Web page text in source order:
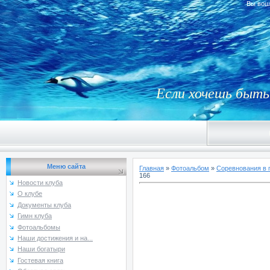
Вы
Если хочешь быть
Меню сайта
Новости клуба
О клубе
Документы клуба
Гимн клуба
Фотоальбомы
Наши достижения и на...
Наши богатыри
Гостевая книга
Главная » Фотоальбом » Соревнования в
166